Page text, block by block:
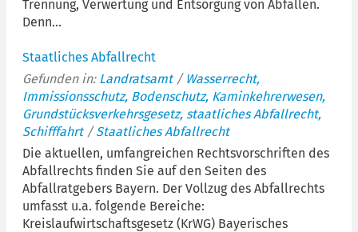
Trennung, Verwertung und Entsorgung von Abfällen.
Denn...
Staatliches Abfallrecht
Gefunden in: Landratsamt/ Wasserrecht,
Immissionsschutz, Bodenschutz, Kaminkehrerwesen,
Grundstücksverkehrsgesetz, staatliches Abfallrecht,
Schifffahrt/Staatliches Abfallrecht
Die aktuellen, umfangreichen Rechtsvorschriften des
Abfallrechts finden Sie auf den Seiten des
Abfallratgebers Bayern. Der Vollzug des Abfallrechts
umfasst u.a. folgende Bereiche:
Kreislaufwirtschaftsgesetz (KrWG) Bayerisches